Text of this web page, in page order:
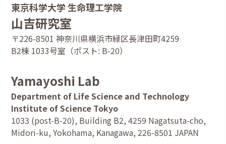
三瓶助教、白濱裕章さん、山吉教授の研究成果がプレスリリ
ースされました！
2026.1.7
三瓶助教、白濱裕章さん、山吉教授の研究成果が Journal of
東北大学の和田健彦教授との共同研究です。
2025.10.27
YSEP学生と3年生の歓迎会を行いました！
2025.10.7
東京科学大学 生命理工学院
山吉研究室
〒226-8501 神奈川県横浜市緑区長津田町4259
B2棟 1033号室（ポスト: B-20）
Yamayoshi Lab
Department of Life Science and Technology
Institute of Science Tokyo
1033 (post-B-20), Building B2, 4259 Nagatsuta-cho,
Midori-ku, Yokohama, Kanagawa, 226-8501 JAPAN